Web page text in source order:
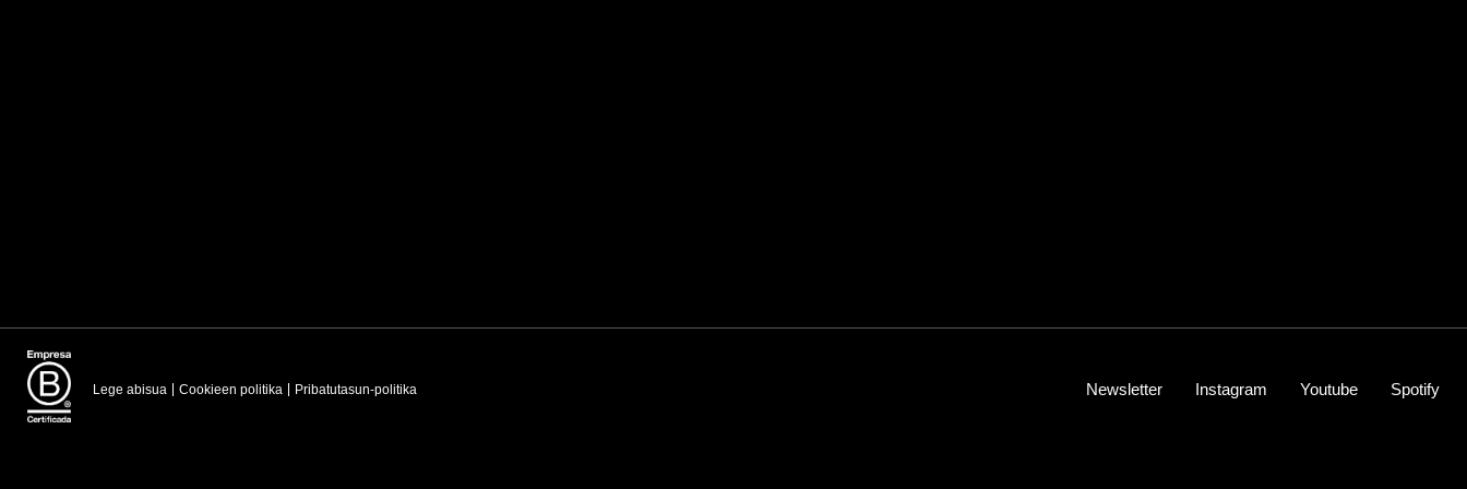
Lege abisua Cookieen politika Pribatutasun-politika Newsletter Instagram Youtube Spotify